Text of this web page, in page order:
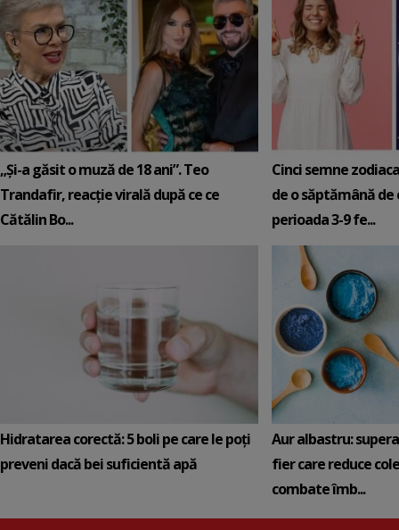
„Și-a găsit o muză de 18 ani”. Teo
Trandafir, reacție virală după ce ce
Cătălin Bo...
Cinci semne
de o săptămână de
perioada 3-9 fe...
Hidratarea corectă: 5 boli pe care le poți
preveni dacă bei suficientă apă
Aur albastru:
fier care reduce
combate îmb...